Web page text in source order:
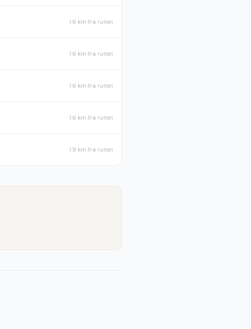
1.6 km fra ruten
1.6 km fra ruten
1.6 km fra ruten
1.6 km fra ruten
1.9 km fra ruten